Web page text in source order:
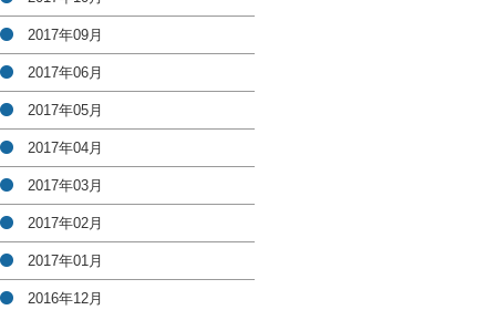
2017年09月
2017年06月
2017年05月
2017年04月
2017年03月
2017年02月
2017年01月
2016年12月